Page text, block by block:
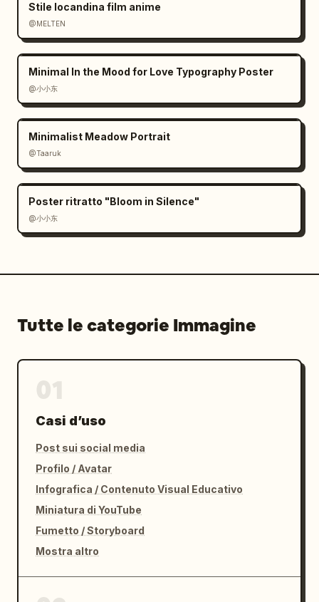
Stile locandina film anime
@MELTEN
Minimal In the Mood for Love Typography Poster
@小小东
Minimalist Meadow Portrait
@Taaruk
Poster ritratto "Bloom in Silence"
@小小东
Tutte le categorie Immagine
Casi d’uso
Post sui social media
Profilo / Avatar
Infografica / Contenuto Visual Educativo
Miniatura di YouTube
Fumetto / Storyboard
Mostra altro